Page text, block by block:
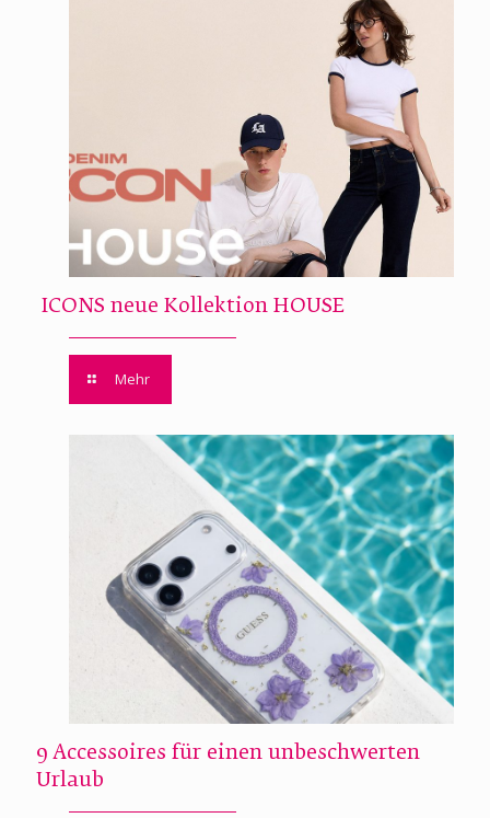
ICONS neue Kollektion HOUSE
Mehr
9 Accessoires für einen unbeschwerten
Urlaub